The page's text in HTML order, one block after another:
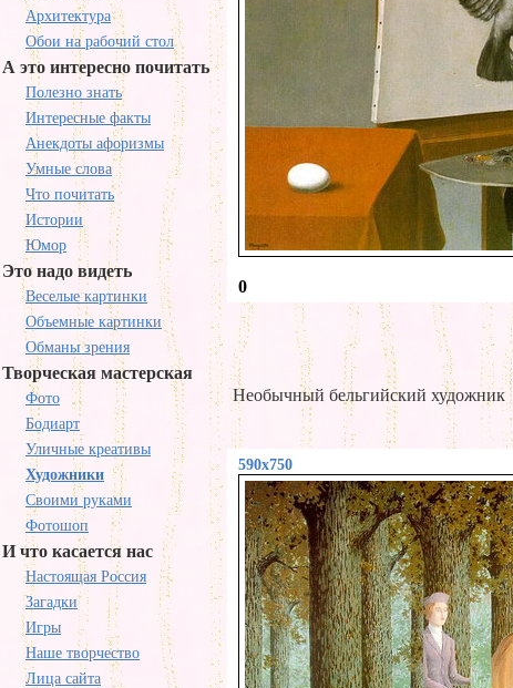
Архитектура
Обои на рабочий стол
А это интересно почитать
Полезно знать
Интересные факты
Анекдоты афоризмы
Умные слова
Что почитать
Истории
Юмор
Это надо видеть
Веселые картинки
Объемные картинки
Обманы зрения
Творческая мастерская
Фото
Бодиарт
Уличные креативы
Художники
Своими руками
Фотошоп
И что касается нас
Настоящая Россия
Загадки
Игры
Наше творчество
Лица сайта
0
Необычный бельгийский художник
590x750